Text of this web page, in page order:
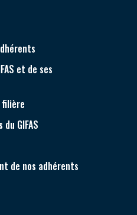
et de ses
filière
GIFAS
de nos adhérents